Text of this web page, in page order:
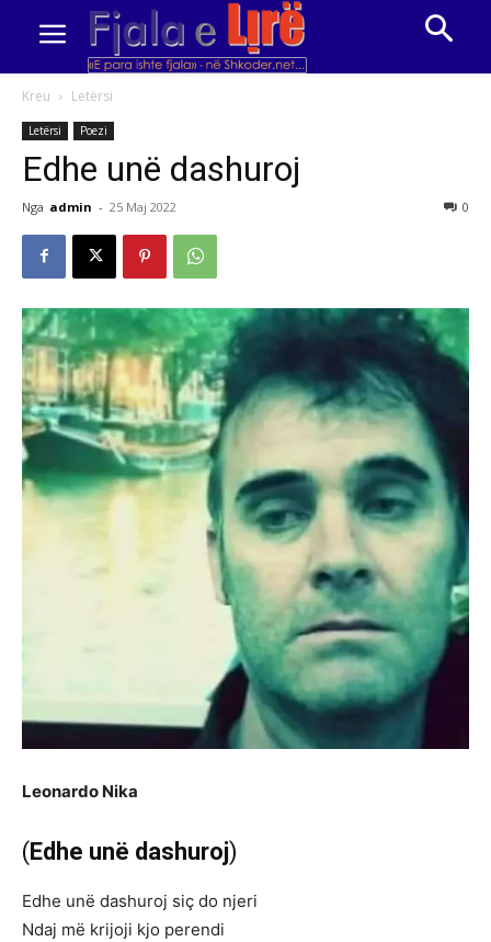
Kreu Letërsi
Letërsi Poezi
Edhe unë dashuroj
Nga admin - 25 Maj 2022 0
Leonardo Nika
(Edhe unë dashuroj)
Edhe unë dashuroj siç do njeri
Ndaj më krijoji kjo perendi